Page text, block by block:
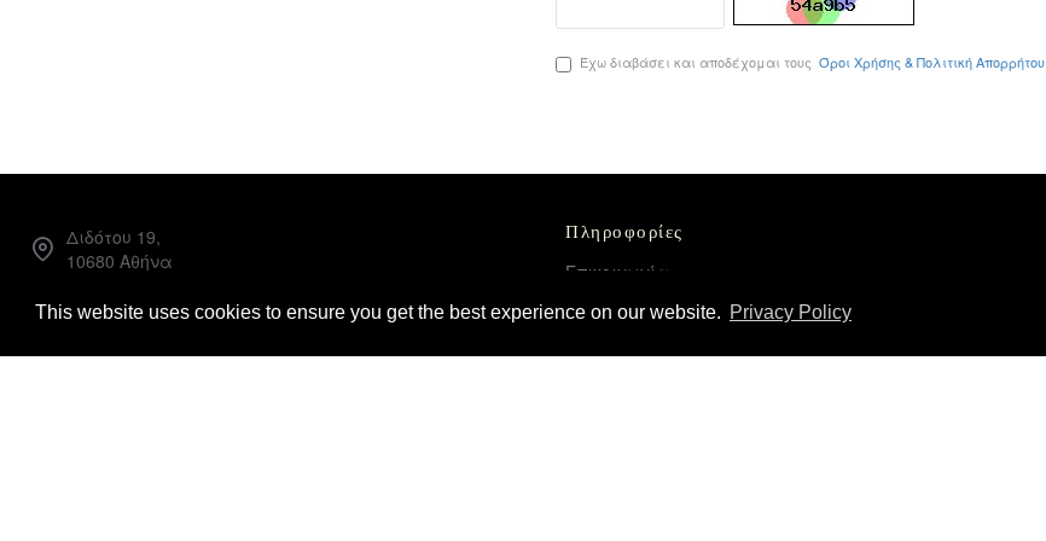
This website uses cookies to ensure you get the best experience on our website. Privacy Policy
Έχω διαβάσει και αποδέχομαι τους Όροι Χρήσης & Πολιτική Απορρήτου
Διδότου 19,
10680 Αθήνα
Facebook
Instagram
Πληροφορίες
Επικοινωνία
Όροι Χρήσης & Πολιτική Απορρήτου